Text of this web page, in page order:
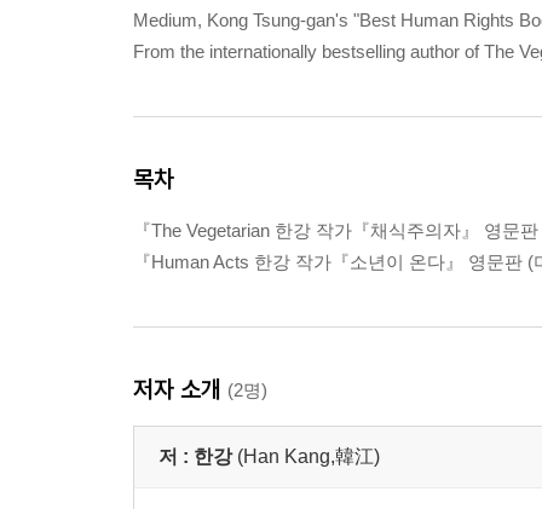
Medium, Kong Tsung-gan's "Best Human Rights
From the internationally bestselling author of The
목차
『The Vegetarian 한강 작가『채식주의자』 영문
『Human Acts 한강 작가『소년이 온다』 영문판 (
저자 소개 (2명)
저 : 한강 (Han Kang,韓江)